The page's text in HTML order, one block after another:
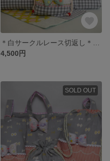
4,500円
SOLD OUT